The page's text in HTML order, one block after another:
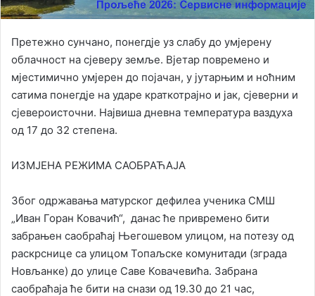
Претежно сунчано, понегдје уз слабу до умјерену
облачност на сјеверу земље. Вјетар повремено и
мјестимично умјерен до појачан, у јутарњим и ноћним
сатима понегдје на ударе краткотрајно и јак, сјеверни и
сјевероисточни. Највиша дневна температура ваздуха
од 17 до 32 степена.
ИЗМЈЕНА РЕЖИМА САОБРАЋАЈА
Због одржавања матурског дефилеа ученика СМШ
„Иван Горан Ковачић“, данас ће привремено бити
забрањен саобраћај Његошевом улицом, на потезу од
раскрснице са улицом Топаљске комунитади (зграда
Новљанке) до улице Саве Ковачевића. Забрана
саобраћаја ће бити на снази од 19.30 до 21 час,